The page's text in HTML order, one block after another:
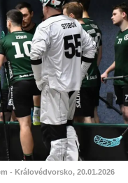
- Královédvorsko, 20.01.2026